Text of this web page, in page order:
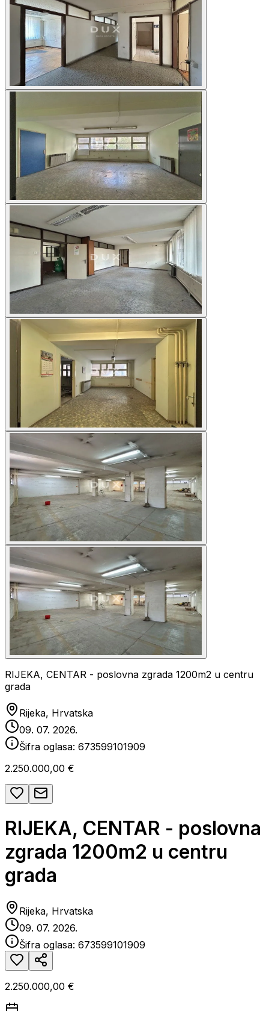
RIJEKA, CENTAR - poslovna zgrada 1200m2 u centru
grada
Rijeka, Hrvatska
09. 07. 2026.
Šifra oglasa: 673599101909
2.250.000,00 €
RIJEKA, CENTAR - poslovna
zgrada 1200m2 u centru
grada
Rijeka, Hrvatska
09. 07. 2026.
Šifra oglasa: 673599101909
2.250.000,00 €